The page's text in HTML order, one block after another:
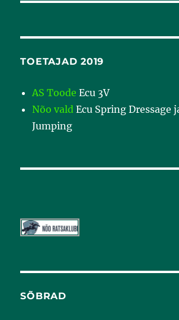
TOETAJAD 2019
AS Toode Ecu 3V
Nõo vald Ecu Spring Dressage
Jumping
SÕBRAD